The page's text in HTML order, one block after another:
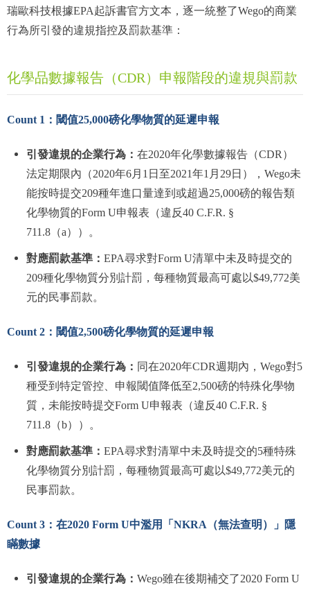
瑞歐科技根據EPA起訴書官方文本，逐一統整了Wego的商業
行為所引發的違規指控及罰款基準：
化學品數據報告（CDR）申報階段的違規與罰款
Count 1：閾值25,000磅化學物質的延遲申報
引發違規的企業行為： 在2020年化學數據報告（CDR）
法定期限內（2020年6月1日至2021年1月29日），Wego未
能按時提交209種年進口量達到或超過25,000磅的報告類
化學物質的Form U申報表（違反40 C.F.R. §
711.8（a））。
對應罰款基準： EPA尋求對Form U清單中未及時提交的
209種化學物質分別計罰，每種物質最高可處以$49,772美
元的民事罰款。
Count 2：閾值2,500磅化學物質的延遲申報
引發違規的企業行為： 同在2020年CDR週期內，Wego對5
種受到特定管控、申報閾值降低至2,500磅的特殊化學物
質，未能按時提交Form U申報表（違反40 C.F.R. §
711.8（b））。
對應罰款基準： EPA尋求對清單中未及時提交的5種特殊
化學物質分別計罰，每種物質最高可處以$49,772美元的
民事罰款。
Count 3：在2020 Form U中濫用「NKRA（無法查明）」隱
瞞數據
引發違規的企業行為： Wego雖在後期補交了2020 Form U